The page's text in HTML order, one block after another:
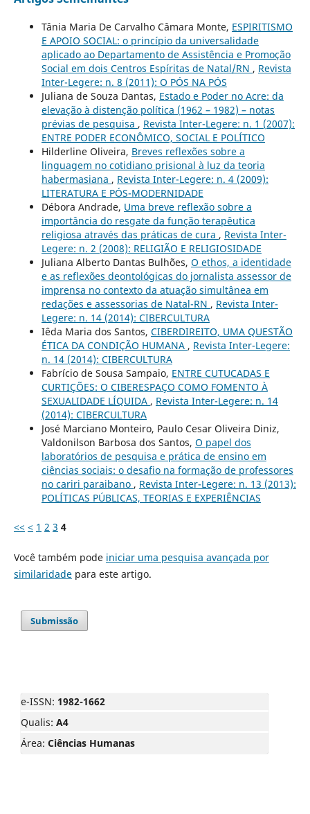
Tânia Maria De Carvalho Câmara Monte, ESPIRITISMO
E APOIO SOCIAL: o princípio da universalidade
aplicado ao Departamento de Assistência e Promoção
Social em dois Centros Espíritas de Natal/RN , Revista
Inter-Legere: n. 8 (2011): O PÓS NA PÓS
Juliana de Souza Dantas, Estado e Poder no Acre: da
elevação à distenção política (1962 – 1982) – notas
prévias de pesquisa , Revista Inter-Legere: n. 1 (2007):
ENTRE PODER ECONÔMICO, SOCIAL E POLÍTICO
Hilderline Oliveira, Breves reflexões sobre a
linguagem no cotidiano prisional à luz da teoria
habermasiana , Revista Inter-Legere: n. 4 (2009):
LITERATURA E PÓS-MODERNIDADE
Débora Andrade, Uma breve reflexão sobre a
importância do resgate da função terapêutica
religiosa através das práticas de cura , Revista Inter-
Legere: n. 2 (2008): RELIGIÃO E RELIGIOSIDADE
Juliana Alberto Dantas Bulhões, O ethos, a identidade
e as reflexões deontológicas do jornalista assessor de
imprensa no contexto da atuação simultânea em
redações e assessorias de Natal-RN , Revista Inter-
Legere: n. 14 (2014): CIBERCULTURA
Iêda Maria dos Santos, CIBERDIREITO, UMA QUESTÃO
ÉTICA DA CONDIÇÃO HUMANA , Revista Inter-Legere:
n. 14 (2014): CIBERCULTURA
Fabrício de Sousa Sampaio, ENTRE CUTUCADAS E
CURTIÇÕES: O CIBERESPAÇO COMO FOMENTO À
SEXUALIDADE LÍQUIDA , Revista Inter-Legere: n. 14
(2014): CIBERCULTURA
José Marciano Monteiro, Paulo Cesar Oliveira Diniz,
Valdonilson Barbosa dos Santos, O papel dos
laboratórios de pesquisa e prática de ensino em
ciências sociais: o desafio na formação de professores
no cariri paraibano , Revista Inter-Legere: n. 13 (2013):
POLÍTICAS PÚBLICAS, TEORIAS E EXPERIÊNCIAS
<< < 1 2 3 4
Você também pode iniciar uma pesquisa avançada por
similaridadepara este artigo.
Submissão
e-ISSN: 1982-1662
Qualis: A4
Área: Ciências Humanas